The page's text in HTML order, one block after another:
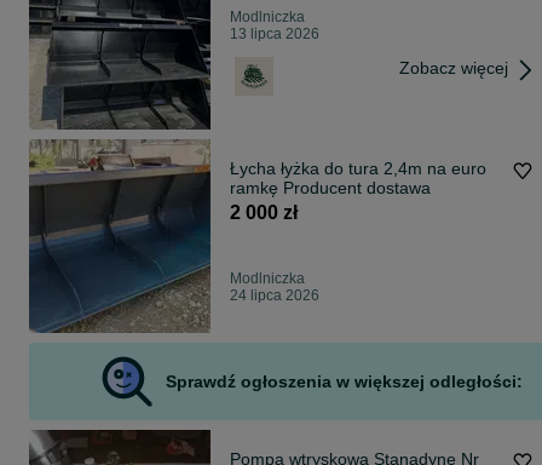
Modlniczka
13 lipca 2026
Zobacz więcej
Łycha łyżka do tura 2,4m na euro
ramkę Producent dostawa
2 000 zł
Modlniczka
24 lipca 2026
Sprawdź ogłoszenia w większej odległości:
Pompa wtryskowa Stanadyne Nr